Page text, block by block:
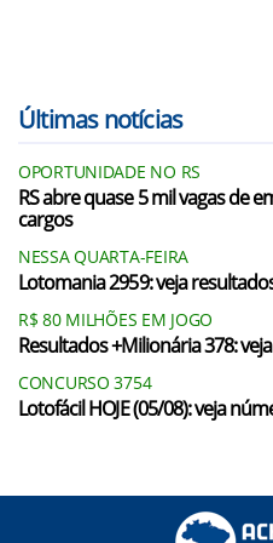
Últimas notícias
OPORTUNIDADE NO RS
RS abre quase 5 mil vagas de
cargos
NESSA QUARTA-FEIRA
Lotomania 2959: veja
R$ 80 MILHÕES EM JOGO
Resultados +Milionária 378:
CONCURSO 3754
Lotofácil HOJE (05/08): veja